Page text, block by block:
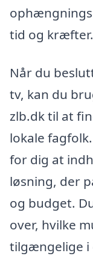
tid og kræfter.
Når du
tv, kan du
zlb.dk til at
lokale
for dig at
løsning, der
og budget.
over, hvilke
tilgængelige i